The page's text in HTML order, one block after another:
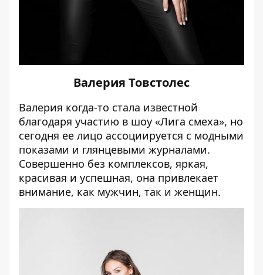
Валерия Товстолес
Валерия когда-то стала известной
благодаря участию в шоу «Лига смеха», но
сегодня ее лицо ассоциируется с модными
показами и глянцевыми журналами.
Совершенно без комплексов, яркая,
красивая и успешная, она привлекает
внимание, как мужчин, так и женщин.